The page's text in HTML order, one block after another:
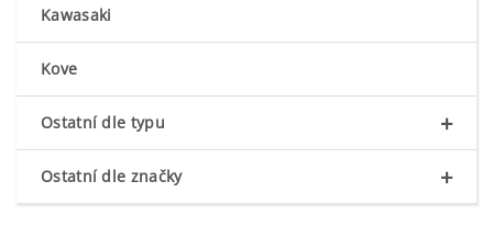
Kawasaki
Kove
+
Ostatní dle typu
+
Ostatní dle značky